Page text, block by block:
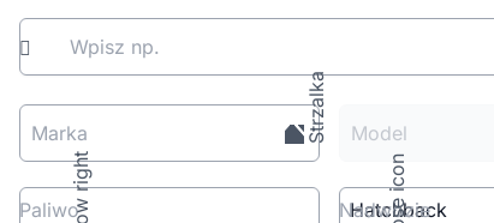
Wpisz np.
Marka Model
Paliwo Nadwozie